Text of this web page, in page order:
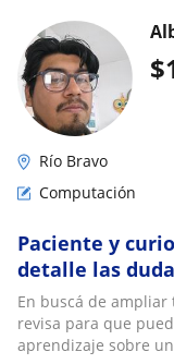
$
Río Bravo
Computación
Paciente y
detalle las
En buscá de
revisa para que
aprendizaje sobre